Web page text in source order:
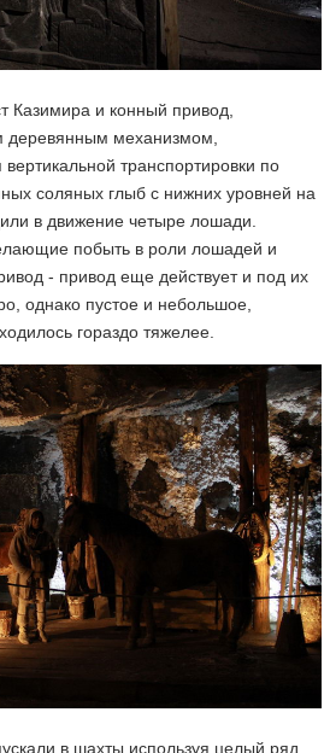
Казимира и конный привод,
механизмом,
транспортировки по
соляных глыб с нижних уровней на
в движение четыре лошади.
побыть в роли лошадей и
- привод еще действует и под их
однако пустое и небольшое,
гораздо тяжелее.
в шахты используя целый ряд